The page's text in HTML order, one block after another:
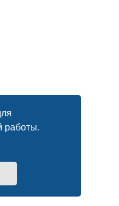
работы.